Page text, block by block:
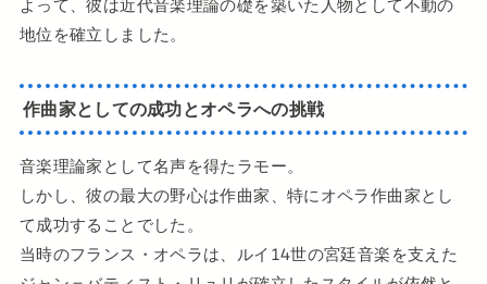
よって、彼は近代音楽理論の礎を築いた人物として不動の
地位を確立しました。
作曲家としての成功とオペラへの挑戦
音楽理論家として名声を得たラモー。
しかし、彼の最大の野心は作曲家、特にオペラ作曲家とし
て成功することでした。
当時のフランス・オペラは、ルイ14世の宮廷音楽を支えた